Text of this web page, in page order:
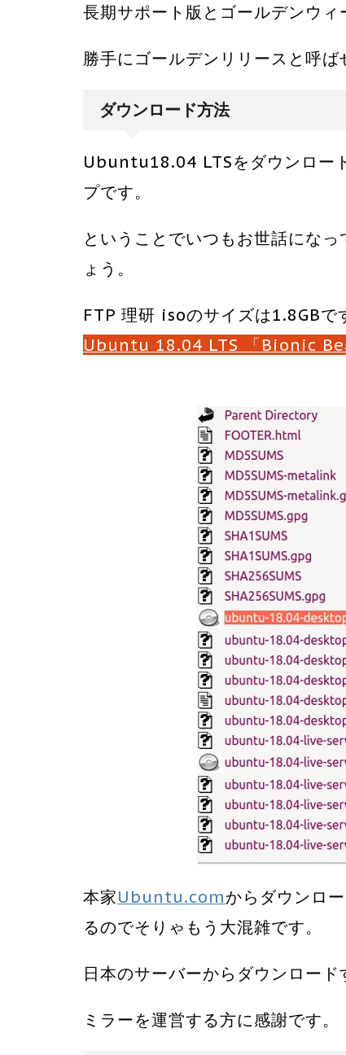
長期サポート版とゴールデンウ
勝手にゴールデンリリースと呼ば
ダウンロード方法
Ubuntu18.04 LTSをダウンロー
プです。
ということでいつもお世話にな
ょう。
FTP 理研 isoのサイズは1.8GBで
Ubuntu 18.04 LTS 「Bionic
本家Ubuntu.comからダウンロ
るのでそりゃもう大混雑です。
日本のサーバーからダウンロー
ミラーを運営する方に感謝です。